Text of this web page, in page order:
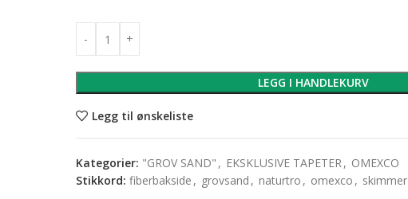
LEGG I HANDLEKURV
Legg til ønskeliste
Kategorier: "GROV SAND" , EKSKLUSIVE TAPETER, OMEXCO
Stikkord: fiberbakside , grovsand , naturtro , omexco , skimmer